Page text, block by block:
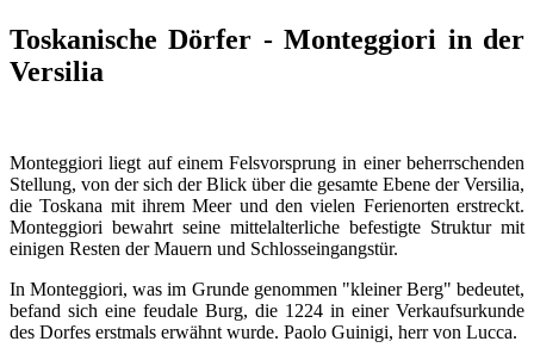
Toskanische Dörfer - Monteggiori in der
Versilia
Monteggiori liegt auf einem Felsvorsprung in einer beherrschenden
Stellung, von der sich der Blick über die gesamte Ebene der Versilia,
die Toskana mit ihrem Meer und den vielen Ferienorten erstreckt.
Monteggiori bewahrt seine mittelalterliche befestigte Struktur mit
einigen Resten der Mauern und Schlosseingangstür.
In Monteggiori, was im Grunde genommen "kleiner Berg" bedeutet,
befand sich eine feudale Burg, die 1224 in einer Verkaufsurkunde
des Dorfes erstmals erwähnt wurde. Paolo Guinigi, herr von Lucca.